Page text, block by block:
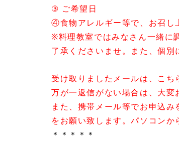
③ ご希望日
④食物アレルギー等で、お召し
※料理教室ではみなさん一緒に
了承くださいませ。また、個別
受け取りましたメールは、こち
万が一返信がない場合は、大変
また、携帯メール等でお申込み
をお願い致します。パソコンか
＊＊＊＊＊